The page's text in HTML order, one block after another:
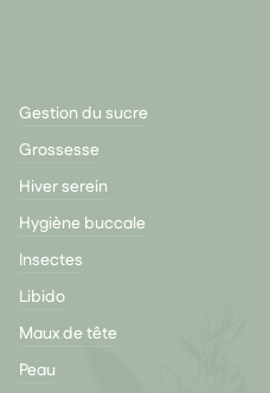
Gestion du sucre
Grossesse
Hiver serein
Hygiène buccale
Insectes
Libido
Maux de tête
Peau